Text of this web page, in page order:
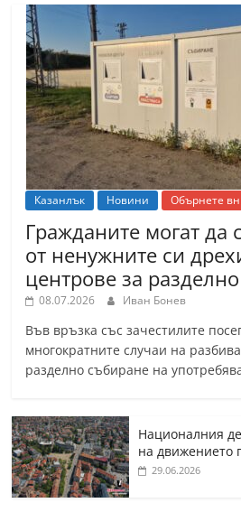
Казанлък Новини Обърнете
Гражданите могат да
от ненужните си
центрове за
08.07.2026 Иван Бонев
Във връзка със зачестилите
многократните случаи на
разделно събиране на
Националния
на движението
29.06.2026